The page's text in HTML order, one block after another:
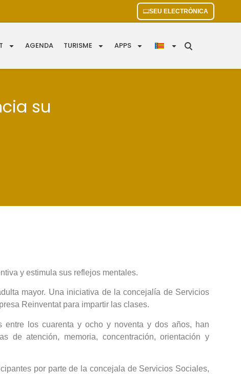
SEU ELECTRÒNICA
AGENDA TURISME APPS
su
y estimula sus reflejos mentales.
mayor. Una iniciativa de la concejalía de Servicios
Reinventat para impartir las clases.
entre los cuarenta y ocho y noventa y dos años, han
de atención, memoria, concentración, orientación y
por parte de la concejala de Servicios Sociales,